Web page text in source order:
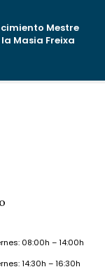
Mestre
Masia Freixa
08:00h – 14:00h
14:30h – 16:30h